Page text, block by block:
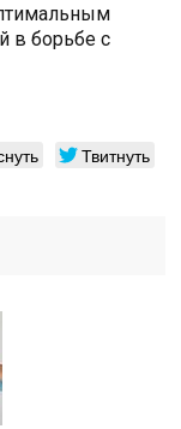
в борьбе с
Твитнуть